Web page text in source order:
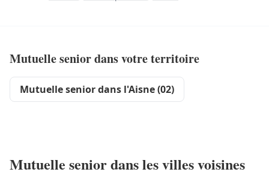
Mutuelle senior dans votre territoire
Mutuelle senior dans l'Aisne (02)
Mutuelle senior dans les villes voisines